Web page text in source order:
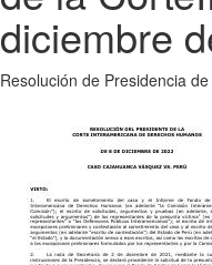
diciembre
Resolución de Presidencia